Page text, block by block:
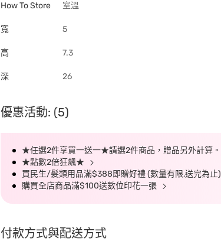
How To Store 室溫
寬 5
高 7.3
深 26
優惠活動: (5)
★任選2件享買一送一★請選2件商品，贈品另外計算。
★點數2倍狂飆★
買民生/髮類用品滿$388即贈好禮 (數量有限,送完為止)
購買全店商品滿$100送數位印花一張
付款方式與配送方式